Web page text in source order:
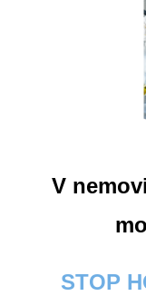
V
STOP